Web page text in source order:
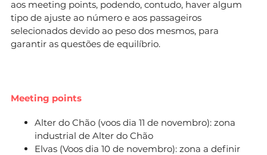
aos meeting points, podendo, contudo, haver algum
tipo de ajuste ao número e aos passageiros
selecionados devido ao peso dos mesmos, para
garantir as questões de equilíbrio.
Meeting points
Alter do Chão (voos dia 11 de novembro): zona
industrial de Alter do Chão
Elvas (Voos dia 10 de novembro): zona a definir